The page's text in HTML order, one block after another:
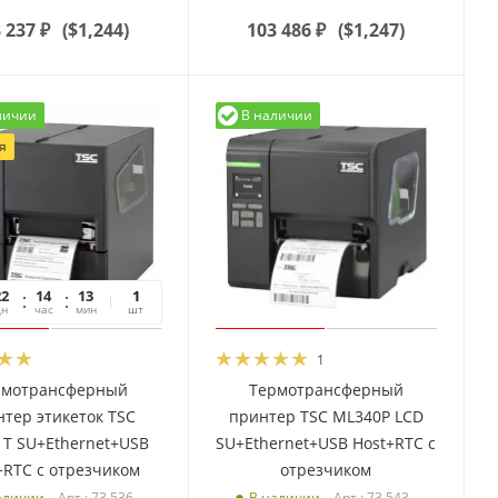
237₽ ($1,244) 103 486₽ ($1,247)
14
час
13
мин
19
сек
1
шт
этикеток TSC
SU+Ethernet+USB
с отрезчиком
В наличии
1
Термотрансферный
принтер TSC ML340P LCD
SU+Ethernet+USB Host+RTC с
отрезчиком